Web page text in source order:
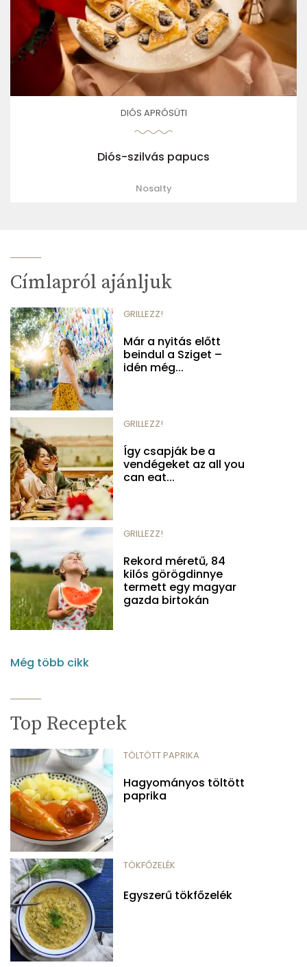
DIÓS APRÓSÜTI
Diós-szilvás papucs
Nosalty
Címlapról ajánljuk
GRILLEZZ!
Már a nyitás előtt
beindul a Sziget –
idén még...
GRILLEZZ!
Így csapják be a
vendégeket az all you
can eat...
GRILLEZZ!
Rekord méretű, 84
kilós görögdinnye
termett egy magyar
gazda birtokán
Még több cikk
Top Receptek
TÖLTÖTT PAPRIKA
Hagyományos töltött
paprika
TÖKFŐZELÉK
Egyszerű tökfőzelék